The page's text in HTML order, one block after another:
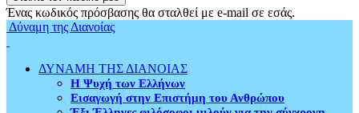
Ένας κωδικός πρόσβασης θα σταλθεί με e-mail σε εσάς.
Δύναμη της Διανοίας
ΔΥΝΑΜΗ ΤΗΣ ΔΙΑΝΟΙΑΣ
Η Ψυχή των Ελλήνων
Εισαγωγή στην Επιστήμη του Ανθρώπου